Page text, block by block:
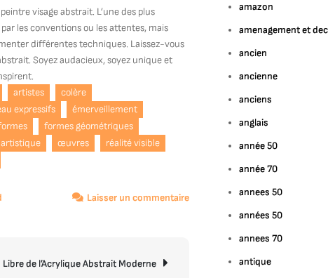
visage abstrait. L’une des plus
les conventions ou les attentes, mais
différentes techniques. Laissez-vous
Soyez audacieux, soyez unique et
artistes
colère
expressifs
émerveillement
formes géométriques
œuvres
réalité visible
Laisser un commentairesur
l’Abstraction
Libre de l’Acrylique Abstrait Moderne
amazon
amenagement et
ancien
ancienne
anciens
anglais
année 50
année 70
annees 50
années 50
annees 70
antique